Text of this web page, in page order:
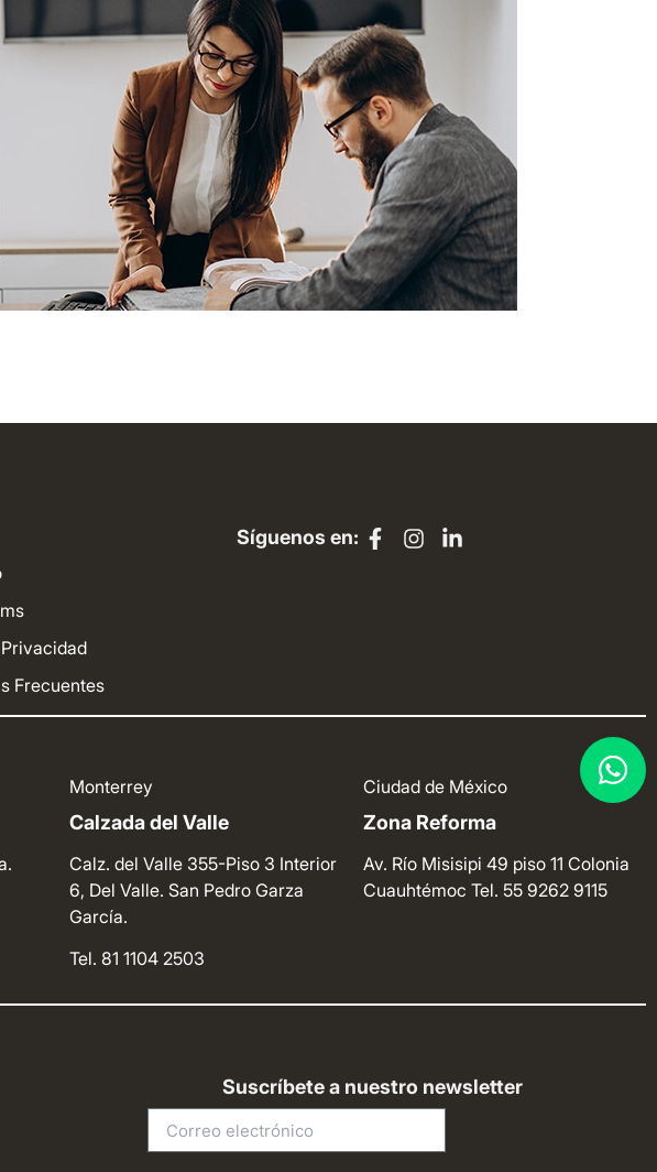
Frecuentes
Síguenos en:
Monterrey
Calzada del Valle
Calz. del Valle 355-Piso 3 Interior
6, Del Valle. San Pedro Garza
García.
Tel. 81 1104 2503
Ciudad de México
Zona Reforma
Av. Río Misisipi 49 piso 11 Colonia
CuauhtémocTel. 55 9262 9115
Suscríbete a nuestro newsletter